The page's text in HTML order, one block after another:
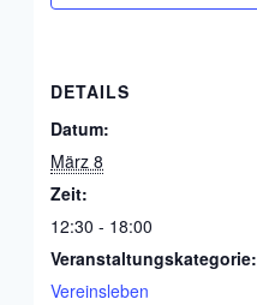
DETAILS
Datum:
März 8
Zeit:
12:30 - 18:00
Veranstaltungskategorie:
Vereinsleben